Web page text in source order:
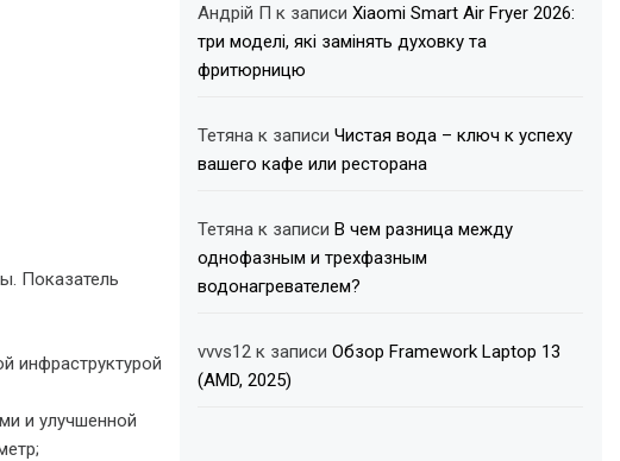
Показатель
инфраструктурой
и улучшенной
Андрій П к записиXiaomi Smart Air Fryer 2026:
три моделі, які замінять духовку та
фритюрницю
Тетяна к записиЧистая вода – ключ к успеху
вашего кафе или ресторана
Тетяна к записиВ чем разница между
однофазным и трехфазным
водонагревателем?
vvvs12 к записиОбзор Framework Laptop 13
(AMD, 2025)